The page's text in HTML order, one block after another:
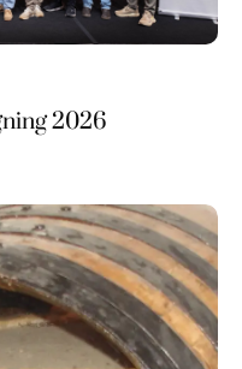
2026